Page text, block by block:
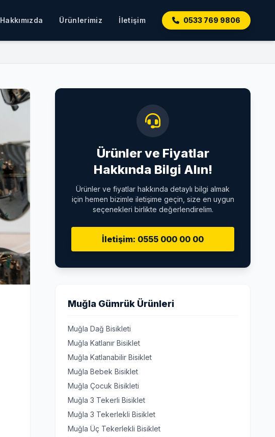
Hakkımızda Ürünlerimiz İletişim 0533 769 9806
Ürünler ve Fiyatlar
Hakkında Bilgi Alın!
Ürünler ve fiyatlar hakkında detaylı bilgi almak
için hemen bizimle iletişime geçin, size en uygun
seçenekleri birlikte değerlendirelim.
İletişim: 0555 000 00 00
Muğla Gümrük Ürünleri
Muğla Dağ Bisikleti
Muğla Katlanır Bisiklet
Muğla Katlanabilir Bisiklet
Muğla Bebek Bisiklet
Muğla Çocuk Bisikleti
Muğla 3 Tekerli Bisiklet
Muğla 3 Tekerlekli Bisiklet
Muğla Üç Tekerlekli Bisiklet